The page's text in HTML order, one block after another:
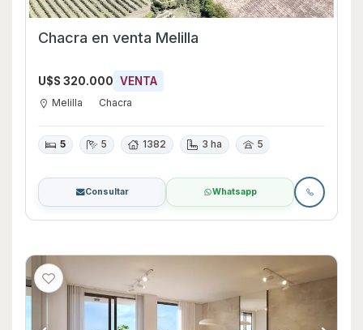
Chacra en venta Melilla
U$S 320.000 VENTA
Melilla Chacra
5 5 1382 3 ha 5
Consultar Whatsapp